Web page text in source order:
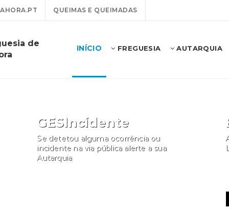
QUEIMAS E QUEIMADAS
de
INÍCIO FREGUESIA AUTARQUIA
GESIncidente
Se detetou alguma ocorrência ou
incidente na via pública alerte a sua
Autarquia